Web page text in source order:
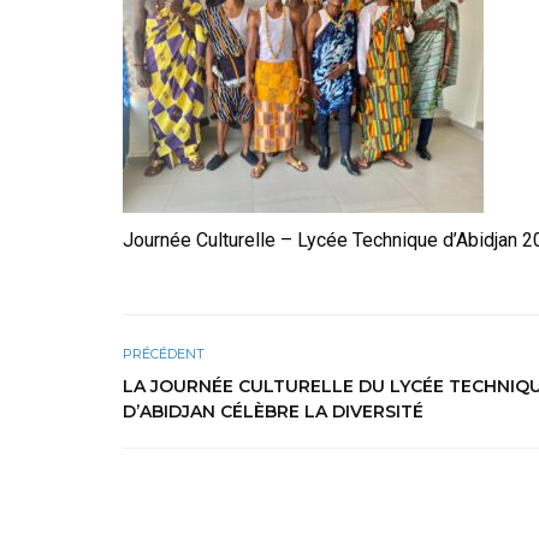
Journée Culturelle – Lycée Technique d’Abidjan
PRÉCÉDENT
LA JOURNÉE CULTURELLE DU LYCÉE
D’ABIDJAN CÉLÈBRE LA DIVERSITÉ